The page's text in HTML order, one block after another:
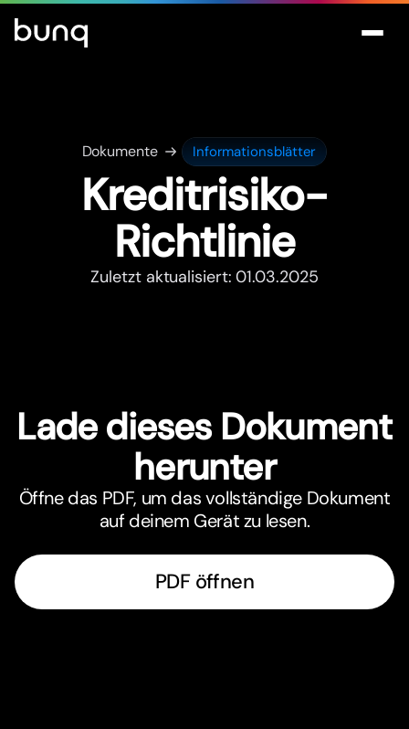
Dokumente Informationsblätter
Kreditrisiko-
Richtlinie
Zuletzt aktualisiert: 01.03.2025
Lade dieses Dokument
herunter
Öffne das PDF, um das vollständige Dokument
auf deinem Gerät zu lesen.
PDF öffnen